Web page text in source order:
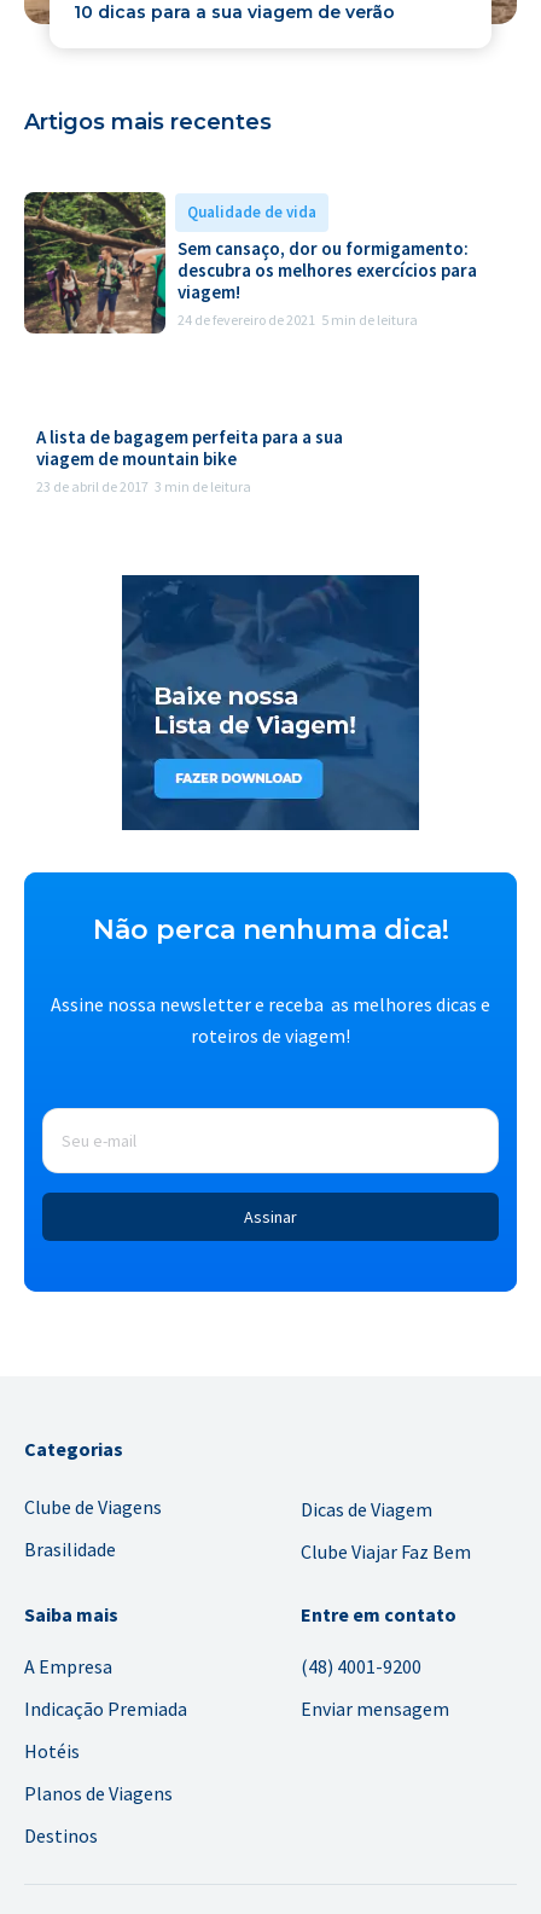
10 dicas para a sua viagem de verão
Artigos mais recentes
Qualidade de vida
Sem cansaço, dor ou formigamento:
descubra os melhores exercícios para
viagem!
24 de fevereiro de 2021 5 min de leitura
A lista de bagagem perfeita para a sua
viagem de mountain bike
23 de abril de 2017 3 min de leitura
Não perca nenhuma dica!
Assine nossa newsletter e receba as melhores dicas e
roteiros de viagem!
E-
mail *
Categorias
Clube de Viagens
Brasilidade
Dicas de Viagem
Clube Viajar Faz Bem
Saiba mais
A Empresa
Indicação Premiada
Hotéis
Planos de Viagens
Destinos
Entre em contato
(48) 4001-9200
Enviar mensagem